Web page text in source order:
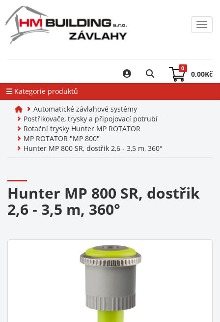
0
0,00Kč
Kategorie produktů
Automatické závlahové systémy
Postřikovače, trysky a připojovací potrubí
Rotační trysky Hunter MP ROTATOR
MP ROTATOR "MP 800"
Hunter MP 800 SR, dostřik 2,6 - 3,5 m, 360°
Hunter MP 800 SR, dostřik
2,6 - 3,5 m, 360°